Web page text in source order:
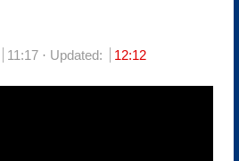
11:17 Updated: 12:12